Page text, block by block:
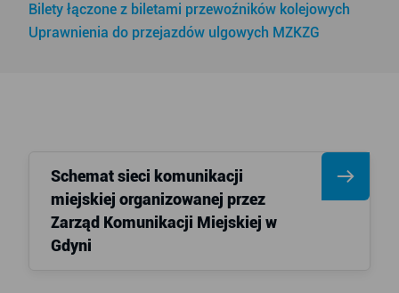
Bilety łączone z biletami przewoźników kolejowych
Uprawnienia do przejazdów ulgowych MZKZG
Schemat sieci komunikacji
miejskiej organizowanej przez
Zarząd Komunikacji Miejskiej w
Gdyni